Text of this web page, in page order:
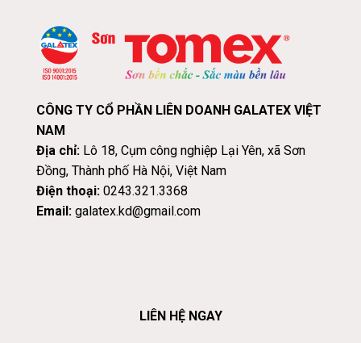
CÔNG TY CỔ PHẦN LIÊN DOANH GALATEX VIỆT
NAM
Địa chỉ:Lô 18, Cụm công nghiệp Lại Yên, xã Sơn
Đồng, Thành phố Hà Nội, Việt Nam
Điện thoại:0243.321.3368
Email:galatex.kd@gmail.com
LIÊN HỆ NGAY